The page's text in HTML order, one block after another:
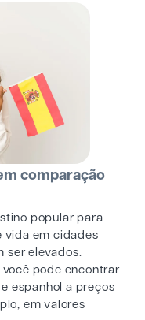
comparação
popular para
vida em cidades
ser elevados.
você pode encontrar
espanhol a preços
em valores